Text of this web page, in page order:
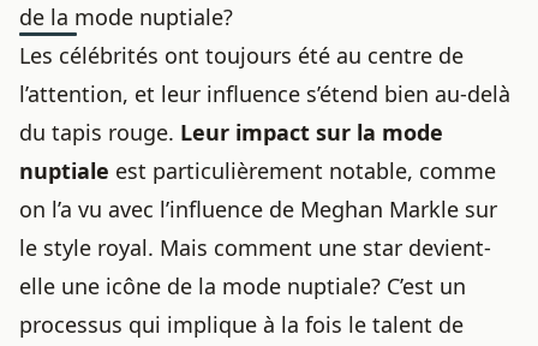
de la mode nuptiale?
Les célébrités ont toujours été au centre de
l’attention, et leur influence s’étend bien au-delà
du tapis rouge. Leur impact sur la mode
nuptiale est particulièrement notable, comme
on l’a vu avec l’influence de Meghan Markle sur
le style royal. Mais comment une star devient-
elle une icône de la mode nuptiale? C’est un
processus qui implique à la fois le talent de